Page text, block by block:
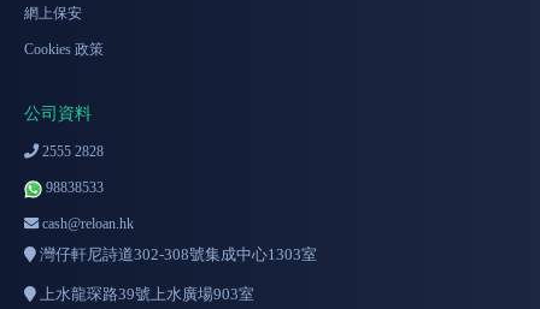
網上保安
Cookies 政策
公司資料
2555 2828
98838533
cash@reloan.hk
灣仔軒尼詩道302-308號集成中心1303室
上水龍琛路39號上水廣場903室